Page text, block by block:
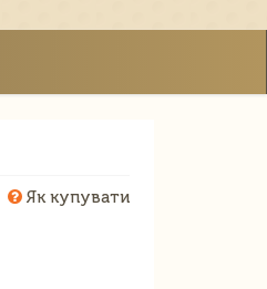
Як купувати